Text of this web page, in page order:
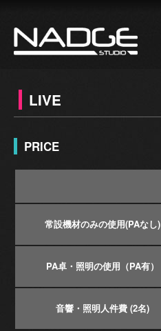
LIVE
PRICE
常設機材のみの使用(PAなし)
PA卓・照明の使用（PA有）
音響・照明人件費 (2名)